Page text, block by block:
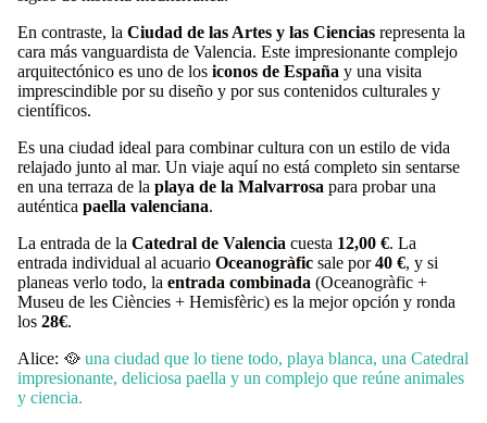
En contraste, la Ciudad de las Artes y las Ciencias representa la
cara más vanguardista de Valencia. Este impresionante complejo
arquitectónico es uno de los iconos de España y una visita
imprescindible por su diseño y por sus contenidos culturales y
científicos.
Es una ciudad ideal para combinar cultura con un estilo de vida
relajado junto al mar. Un viaje aquí no está completo sin sentarse
en una terraza de la playa de la Malvarrosa para probar una
auténtica paella valenciana.
La entrada de la Catedral de Valencia cuesta 12,00 €. La
entrada individual al acuario Oceanogràfic sale por40 €, y si
planeas verlo todo, la entrada combinada (Oceanogràfic +
Museu de les Ciències + Hemisfèric) es la mejor opción y ronda
los 28€.
Alice: 🥘 una ciudad que lo tiene todo, playa blanca, una Catedral
impresionante, deliciosa paella y un complejo que reúne animales
y ciencia.